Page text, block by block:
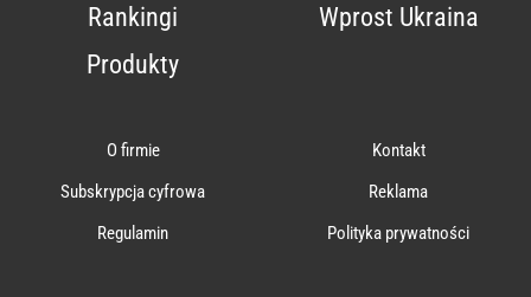
Rankingi
Wprost Ukraina
Produkty
O firmie
Kontakt
Subskrypcja cyfrowa
Reklama
Regulamin
Polityka prywatności